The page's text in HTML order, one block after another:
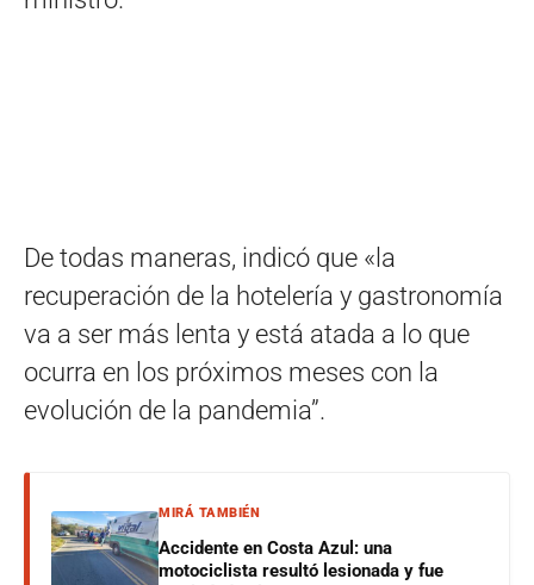
De todas maneras, indicó que «la
recuperación de la hotelería y gastronomía
va a ser más lenta y está atada a lo que
ocurra en los próximos meses con la
evolución de la pandemia”.
MIRÁ TAMBIÉN
Accidente en Costa Azul: una
motociclista resultó lesionada y fue